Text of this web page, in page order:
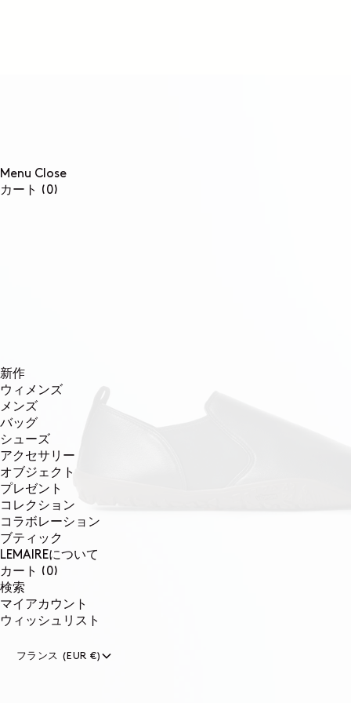
Menu Close
カート
(0)
新作
ウィメンズ
メンズ
バッグ
シューズ
アクセサリー
オブジェクト
プレゼント
コレクション
コラボレーション
ブティック
LEMAIREについて
カート
(0)
検索
マイアカウント
ウィッシュリスト
フランス (EUR €)